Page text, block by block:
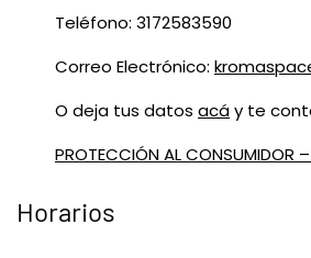
Teléfono: 3172583590
Correo Electrónico:
O deja tus datos acáy te
PROTECCIÓN AL CONSUMIDOR
Horarios